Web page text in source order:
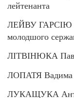
лейтенанта
ЛЕЙВУ ГАРСІЮ
молодшого
ЛІТВІНЮКА
ЛОПАТЯ Вадима
ЛУКАЩУКА